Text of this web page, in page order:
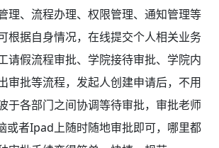
理、流程办理、权限管理、通知管理等
根据自身情况，在线提交个人相关业务
请假流程审批、学院接待审批、学院内
审批等流程，发起人创建申请后，不用
于各部门之间协调等待审批，审批老师
或者Ipad上随时随地审批即可，哪里都